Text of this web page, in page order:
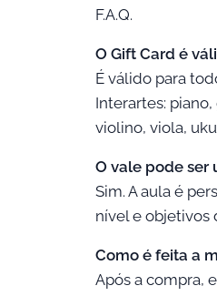
F.A.Q.
O Gift Card é
É válido para
Interartes:
violino, viola,
O vale pode ser
Sim. A aula é
nível e objetivos
Como é feita a
Após a compra,